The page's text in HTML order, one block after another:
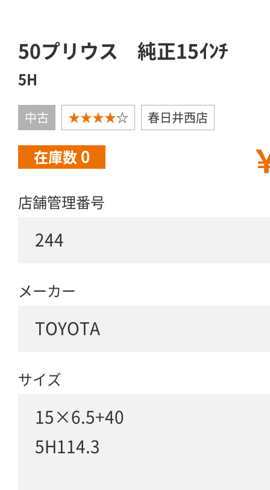
50プリウス 純正15ｲﾝﾁ
5H
中古 ★★★★☆ 春日井西店
在庫数 0
店舗管理番号
244
メーカー
TOYOTA
サイズ
15×6.5+40
5H114.3